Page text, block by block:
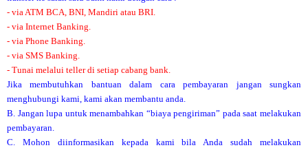
- via ATM BCA, BNI, Mandiri atau BRI.
- via Internet Banking.
- via Phone Banking.
- via SMS Banking.
- Tunai melalui teller di setiap cabang bank.
Jika membutuhkan bantuan dalam cara pembayaran jangan sungkan
menghubungi kami, kami akan membantu anda.
B. Jangan lupa untuk menambahkan “biaya pengiriman” pada saat melakukan
pembayaran.
C. Mohon diinformasikan kepada kami bila Anda sudah melakukan